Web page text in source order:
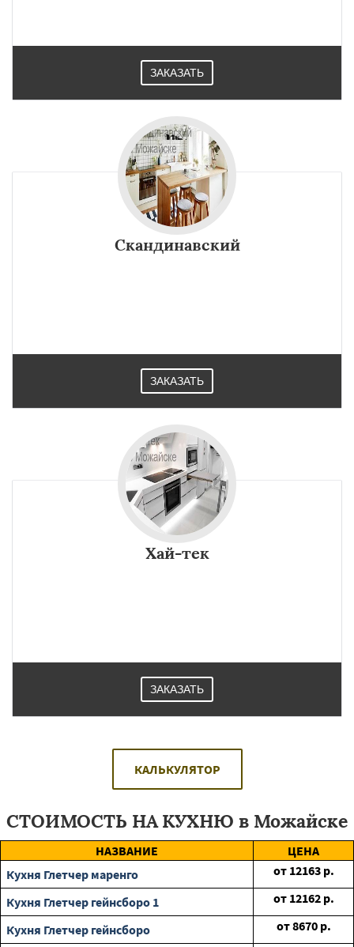
ЗАКАЗАТЬ
Скандинавский
ЗАКАЗАТЬ
Хай-тек
ЗАКАЗАТЬ
КАЛЬКУЛЯТОР
СТОИМОСТЬ НА КУХНЮ в Можайске
НАЗВАНИЕ
ЦЕНА
Кухня Глетчер маренго
от 12163 р.
Кухня Глетчер гейнсборо 1
от 12162 р.
Кухня Глетчер гейнсборо
от8670 р.